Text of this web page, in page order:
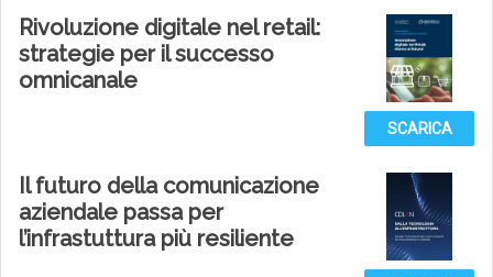
Rivoluzione digitale nel retail:
strategie per il successo
omnicanale
SCARICA
Il futuro della comunicazione
aziendale passa per
l’infrastuttura più resiliente